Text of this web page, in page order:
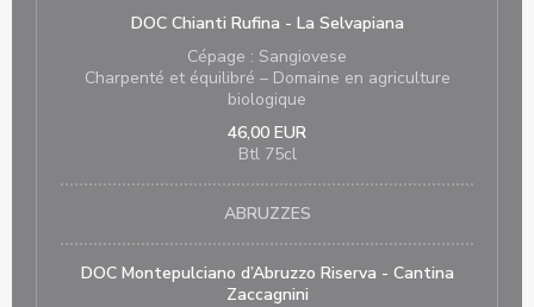
DOC Chianti Rufina - La Selvapiana
Cépage : Sangiovese
Charpenté et équilibré – Domaine en agriculture
biologique
46,00 EUR
Btl 75cl
ABRUZZES
DOC Montepulciano d’Abruzzo Riserva - Cantina
Zaccagnini